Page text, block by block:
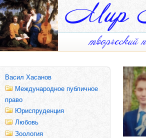
Васил Хасанов
Международное публичное
право
Юриспруденция
Любовь
Зоология